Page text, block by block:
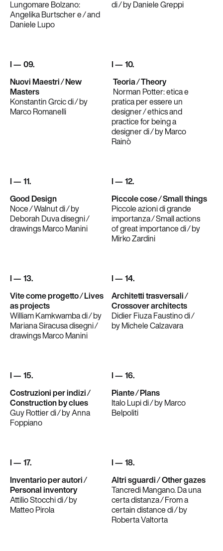
Lungomare Bolzano:
Angelika Burtscher e ⁄ and
Daniele Lupo
di ⁄ by Daniele Greppi
I — 09.
Nuovi Maestri ⁄ New
Masters
Konstantin Grcic di ⁄ by
Marco Romanelli
I — 10.
Teoria ⁄ Theory
Norman Potter: etica e
pratica per essere un
designer ⁄ ethics and
practice for being a
designer di ⁄ by Marco
Rainò
I — 11.
Good Design
Noce ⁄ Walnut di ⁄ by
Deborah Duva disegni ⁄
drawings Marco Manini
I — 12.
Piccole cose ⁄ Small things
Piccole azioni di grande
importanza ⁄ Small actions
of great importance di ⁄ by
Mirko Zardini
I — 13.
Vite come progetto ⁄ Lives
as projects
William Kamkwamba di ⁄ by
Mariana Siracusa disegni ⁄
drawings Marco Manini
I — 14.
Architetti trasversali ⁄
Crossover architects
Didier Fiuza Faustino di ⁄
by Michele Calzavara
I — 15.
Costruzioni per indizi ⁄
Construction by clues
Guy Rottier di ⁄ by Anna
Foppiano
I — 16.
Piante ⁄ Plans
Italo Lupi di ⁄ by Marco
Belpoliti
I — 17.
Inventario per autori ⁄
Personal inventory
Attilio Stocchi di ⁄ by
Matteo Pirola
I — 18.
Altri sguardi ⁄ Other gazes
Tancredi Mangano. Da una
certa distanza ⁄ From a
certain distance di ⁄ by
Roberta Valtorta